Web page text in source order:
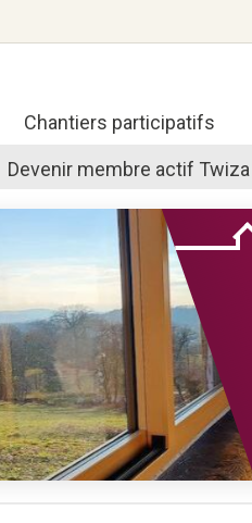
Chantiers participatifs
Devenir membre actif Twiza